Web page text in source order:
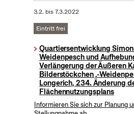
3.2. bis7.3.2022
Eintritt frei
Quartiersentwicklung
Weidenpesch und
Verlängerung der Äußeren
Bilderstöckchen ,-
Longerich, 234. Änderung
Flächennutzungsplans
Informieren Sie sich zur Planung